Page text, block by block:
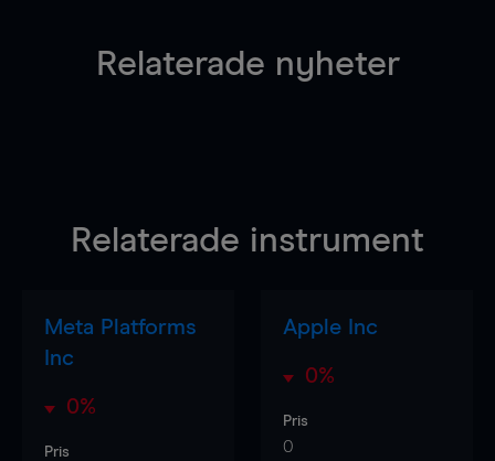
Relaterade nyheter
Relaterade instrument
Meta Platforms
Inc
0%
Pris
Apple Inc
0%
Pris
0